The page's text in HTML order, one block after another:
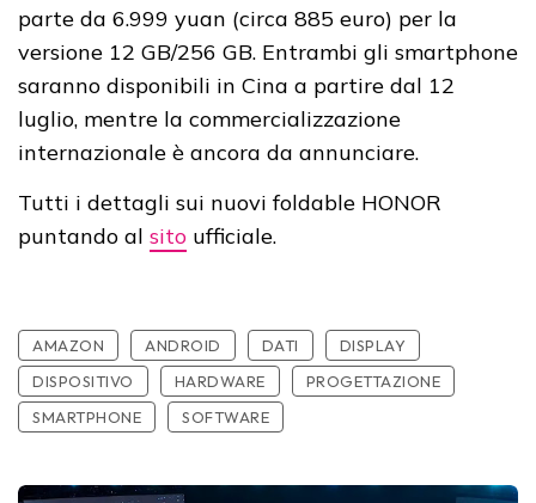
parte da 6.999 yuan (circa 885 euro) per la
versione 12 GB/256 GB. Entrambi gli smartphone
saranno disponibili in Cina a partire dal 12
luglio, mentre la commercializzazione
internazionale è ancora da annunciare.
Tutti i dettagli sui nuovi foldable HONOR
puntando al sito ufficiale.
AMAZON ANDROID DATI
DISPLAY
DISPOSITIVO
HARDWARE
PROGETTAZIONE
SMARTPHONE
SOFTWARE